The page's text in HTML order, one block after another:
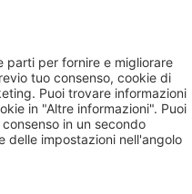
Di Informazioni
€ 51.806.190,00 |